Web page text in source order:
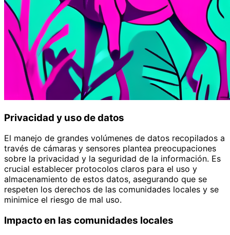
Privacidad y uso de datos
El manejo de grandes volúmenes de datos recopilados a
través de cámaras y sensores plantea preocupaciones
sobre la privacidad y la seguridad de la información. Es
crucial establecer protocolos claros para el uso y
almacenamiento de estos datos, asegurando que se
respeten los derechos de las comunidades locales y se
minimice el riesgo de mal uso.
Impacto en las comunidades locales